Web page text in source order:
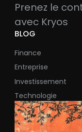
Prenez le
avec Kryos
BLOG
Finance
Entreprise
Investissement
Technologie